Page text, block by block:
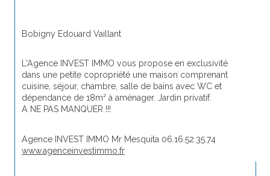
Bobigny Edouard Vaillant
L'Agence INVEST IMMO vous propose en exclusivité
dans une petite copropriété une maison comprenant
cuisine, séjour, chambre, salle de bains avec WC et
dépendance de 18m² à aménager. Jardin privatif.
A NE PAS MANQUER !!!
Agence INVEST IMMO Mr Mesquita 06.16.52.35.74
www.agenceinvestimmo.fr